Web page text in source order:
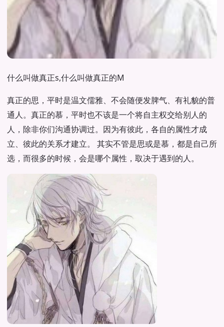
什么叫做真正s,什么叫做真正的M
真正的思，平时是温文儒雅、不会随便发脾气、有礼貌的普
通人。真正的慕，平时也不该是一个将自主权交给别人的
人，除非你们沟通协调过。因为有彼此，各自的属性才成
立、彼此的关系才建立。 其实不管是思或是慕，都是自己所
选，而很多的时候，会是哪个属性，取决于遇到的人。